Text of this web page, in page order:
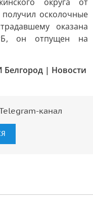
осколочные
оказана
он отпущен на
| Новости
канал